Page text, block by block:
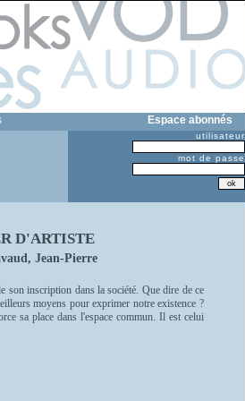
Espace abonnés
utilisateur
mot de passe
D'ARTISTE
Jean-Pierre
son inscription dans la société. Que dire de ce
moyens pour exprimer notre existence ?
sa place dans l'espace commun. Il est celui